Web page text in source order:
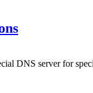
DNS server for